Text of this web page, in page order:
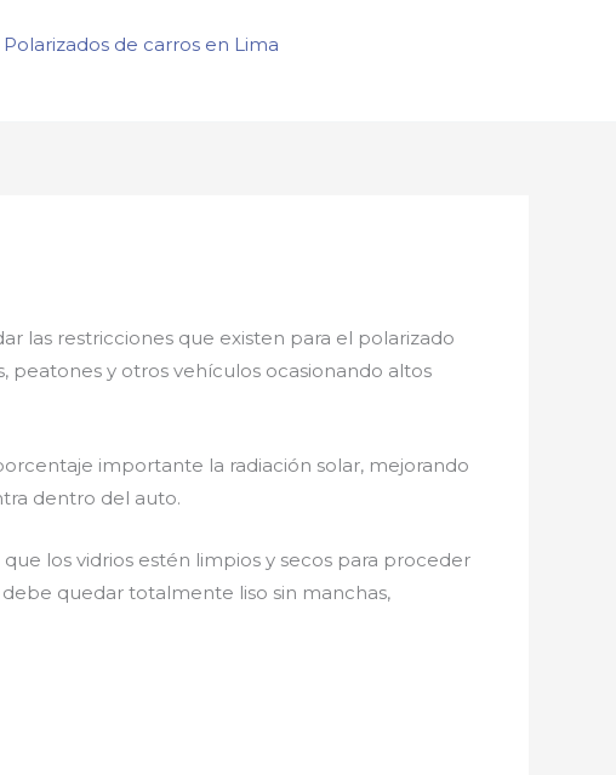
Polarizados de carros en Lima
las restricciones que existen para el polarizado
peatones y otros vehículos ocasionando altos
importante la radiación solar, mejorando
dentro del auto.
los vidrios estén limpios y secos para proceder
quedar totalmente liso sin manchas,